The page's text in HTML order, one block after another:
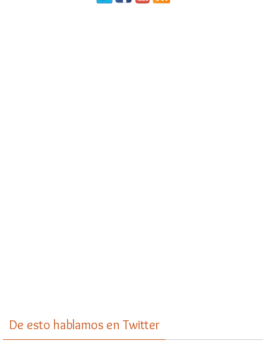
De esto hablamos en Twitter